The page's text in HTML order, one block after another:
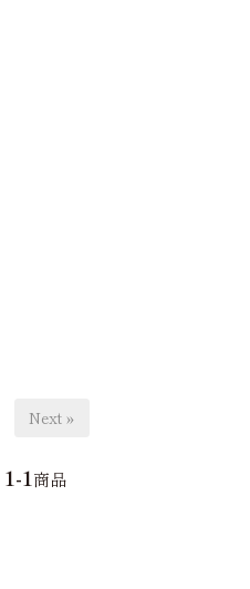
Next »
1-1商品